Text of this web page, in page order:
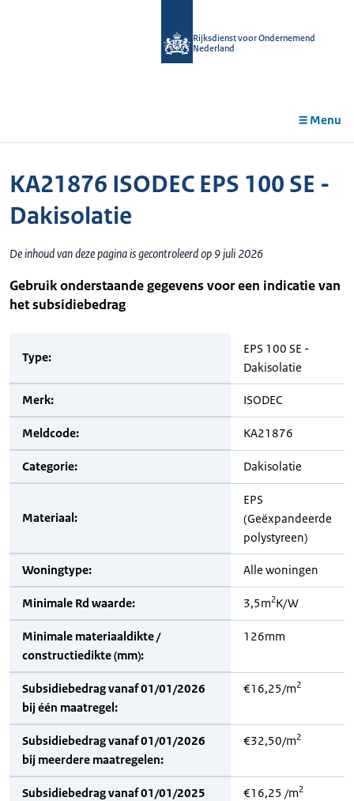
Rijksdienst voor Ondernemend
Nederland
Menu
KA21876 ISODEC EPS 100 SE -
Dakisolatie
De inhoud van deze pagina is gecontroleerd op 9 juli 2026
Gebruik onderstaande gegevens voor een indicatie van
het subsidiebedrag
Type:
EPS 100 SE -
Dakisolatie
Merk: ISODEC
Meldcode: KA21876
Categorie: Dakisolatie
Materiaal:
EPS
(Geëxpandeerde
polystyreen)
Woningtype: Alle woningen
Minimale Rd waarde: 3,5m2K/W
Minimale materiaaldikte /
constructiedikte (mm):
126mm
Subsidiebedrag vanaf 01/01/2026
bij één maatregel:
€16,25/m2
Subsidiebedrag vanaf 01/01/2026
bij meerdere maatregelen:
€32,50/m2
Subsidiebedrag vanaf 01/01/2025
€16,25 /m2